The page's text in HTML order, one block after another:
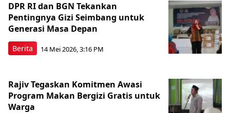
Berita
DPR RI dan BGN Tekankan
Pentingnya Gizi Seimbang untuk
Generasi Masa Depan
14 Mei 2026, 3:16 PM
Rajiv Tegaskan Komitmen Awasi
Program Makan Bergizi Gratis untuk
Warga